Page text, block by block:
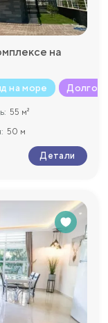
на
на море
55 м²
50 м
Детали